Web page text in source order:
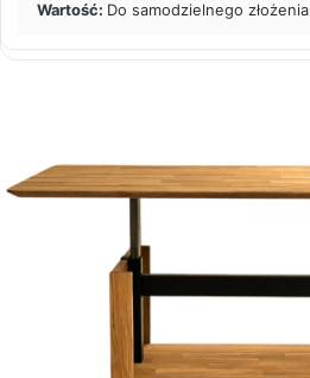
Do samodzielnego złożenia